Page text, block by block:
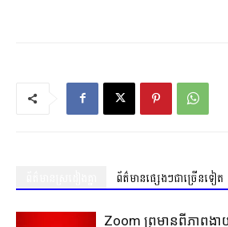
ព័ត៌មានផ្សេងៗជាច្រើនទៀត
Zoom ព្រមានពីភាពង